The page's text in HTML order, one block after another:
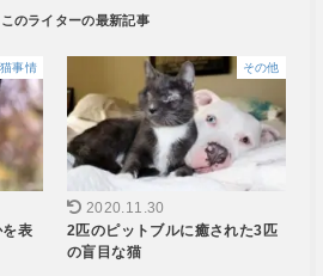
事情
表
その他
2020.11.30
2匹のピットブルに癒された3匹
の盲目な猫